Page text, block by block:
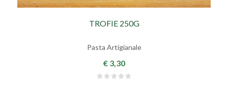
TROFIE 250G
Pasta Artigianale
€ 3,30